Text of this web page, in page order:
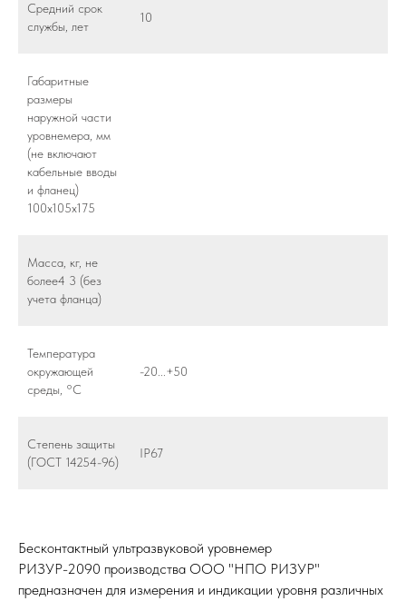
Средний срок
службы, лет
10
Габаритные
размеры
наружной части
уровнемера, мм
(не включают
кабельные вводы
и фланец)
100х105х175
Масса, кг, не
более4 3 (без
учета фланца)
Температура
окружающей
среды, °С
-20...+50
Степень защиты
(ГОСТ 14254-96)
IP67
Бесконтактный ультразвуковой уровнемер
РИЗУР-2090 производства ООО "НПО РИЗУР"
предназначен для измерения и индикации уровня различных